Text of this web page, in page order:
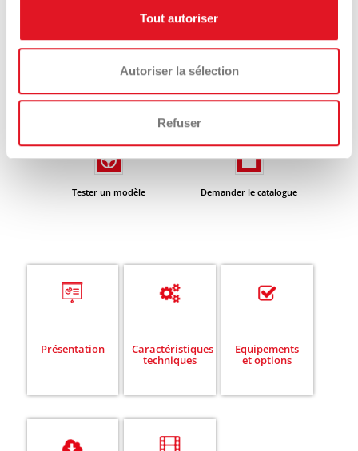
Tout autoriser
Autoriser la sélection
Refuser
INTERACTIONS
Trouver un distributeur Demander conseil
Tester un modèle Demander le catalogue
Présentation Caractéristiques
techniques
Equipements
et options